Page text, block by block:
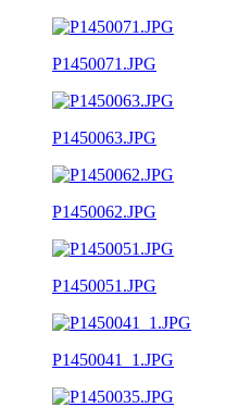
P1450071.JPG
P1450063.JPG
P1450062.JPG
P1450051.JPG
P1450041_1.JPG